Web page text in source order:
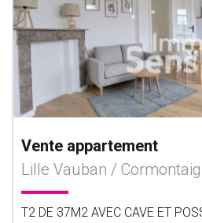
Vente appartement
Lille Vauban /
T2 DE 37M2 AVEC CAVE ET